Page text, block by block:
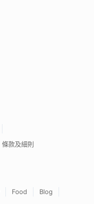
條款及細則
Food
Blog